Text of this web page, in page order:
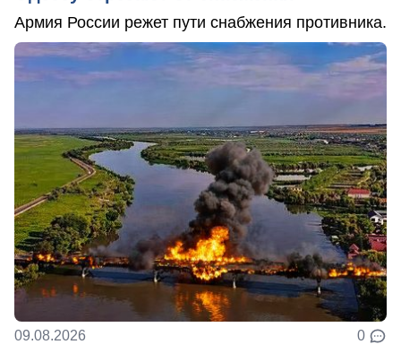
Армия России режет пути снабжения противника.
09.08.2026 0